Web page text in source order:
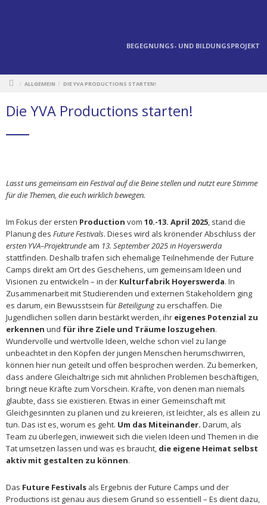
BEGEGNUNGS- UND BILDUNGSPROJEKT
/ ALLGEMEIN / DIE YVA PRODUCTIONS STARTEN!
Die YVA Productions starten!
Lasst uns gemeinsam ein Festival auf die Beine stellen und nutzt eure Stimme
für die Themen, die euch wirklich bewegen.
Im Fokus der ersten Production vom 10.-13. April 2025, stand die
Planung des Future Festivals. Dieses wird als krönender Abschluss der
ersten YVA–Projektrunde am 13. September 2025 in Hoyerswerda
stattfinden. Deshalb trafen sich ehemalige Teilnehmende der Future
Camps direkt am Ort des Geschehens, um gemeinsam Ideen und
Visionen zu entwickeln – in der Kulturfabrik Hoyerswerda. In
Zusammenarbeit mit Studierenden und externen Stakeholdern ging
es darum, ein Bewusstsein fürBeteiligung zu erschaffen. Die
Jugendlichen sollen darin bestärkt werden, ihr eigenes Potenzial zu
erkennen und für ihre Ziele und Träume loszugehen.
Wundervolle und wertvolle Ideen, welche schon viel zu lange
unbeachtet in den Köpfen der jungen Menschen herumschwirren,
können hier nun geteilt und offen besprochen werden. Zu bemerken,
dass andere Gleichaltrige sich mit ähnlichen Problemen beschäftigen,
bringt neue Kräfte zum Vorschein. Kräfte, von denen man niemals
glaubte, dass sie existieren. Etwas in einer Gemeinschaft mit
Gleichgesinnten zu planen und zu kreieren, ist leichter, als es allein zu
tun. Das ist es, worum es geht. Um das Miteinander. Darum, als
Team zu überlegen, inwieweit sich die vielen Ideen und Themen in die
Tat umsetzen lassen und was es braucht, die eigene Heimat selbst
aktiv mit gestalten zu können.
Das Future Festivals als Ergebnis der Future Camps und der
Productions ist genau aus diesem Grund so essentiell – Es dient dazu,